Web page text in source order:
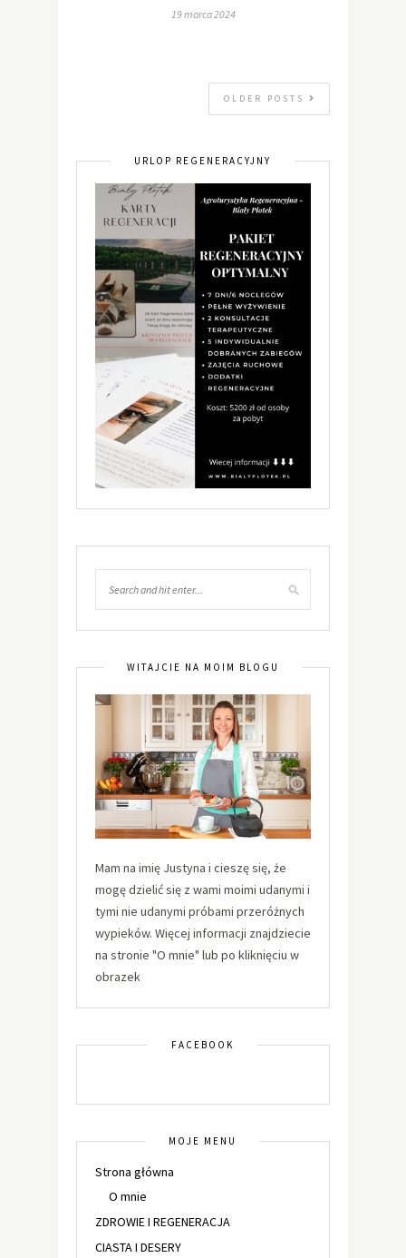
19 marca 2024
OLDER POSTS
URLOP REGENERACYJNY
WITAJCIE NA MOIM BLOGU
Mam na imię Justyna i cieszę się, że
mogę dzielić się z wami moimi udanymi i
tymi nie udanymi próbami przeróżnych
wypieków. Więcej informacji znajdziecie
na stronie "O mnie" lub po kliknięciu w
obrazek
FACEBOOK
MOJE MENU
Strona główna
O mnie
ZDROWIE I REGENERACJA
CIASTA I DESERY